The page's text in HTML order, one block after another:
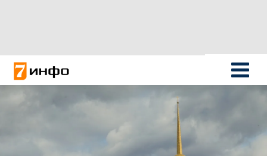
Новости России
Политика
Новости мира
Все материалы 7инфо